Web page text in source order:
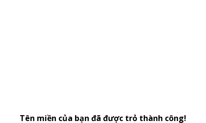
Tên miền của bạn đã được trỏ thành công!